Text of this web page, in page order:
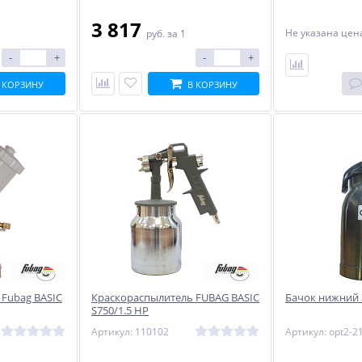
Сварочный инвертор
Linkor ВД-300ИП
41 688руб.
Сварочный полуавтомат
Циклон ПДГ-200А
16 675руб.
- +
КОРЗИНУ
3 817 руб. за 1
- +
В КОРЗИНУ
Не указана
BASIC
Краскораспылитель FUBAG BASIC
S750/1.5 HP
Артикул: 110102
Бачок
Артикул: opt2-